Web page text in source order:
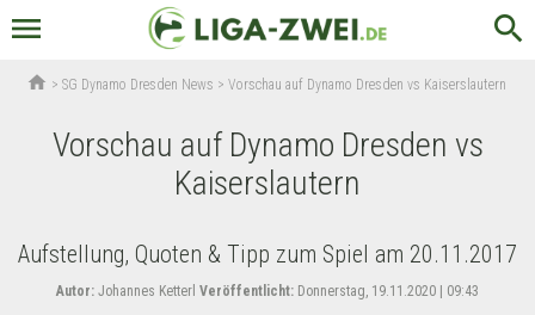
menu search
home >SG Dynamo Dresden News >Vorschau auf Dynamo Dresden vs Kaiserslautern
Vorschau auf Dynamo Dresden vs
Kaiserslautern
Aufstellung, Quoten & Tipp zum Spiel am 20.11.2017
Autor: Johannes Ketterl Veröffentlicht: Donnerstag, 19.11.2020 | 09:43